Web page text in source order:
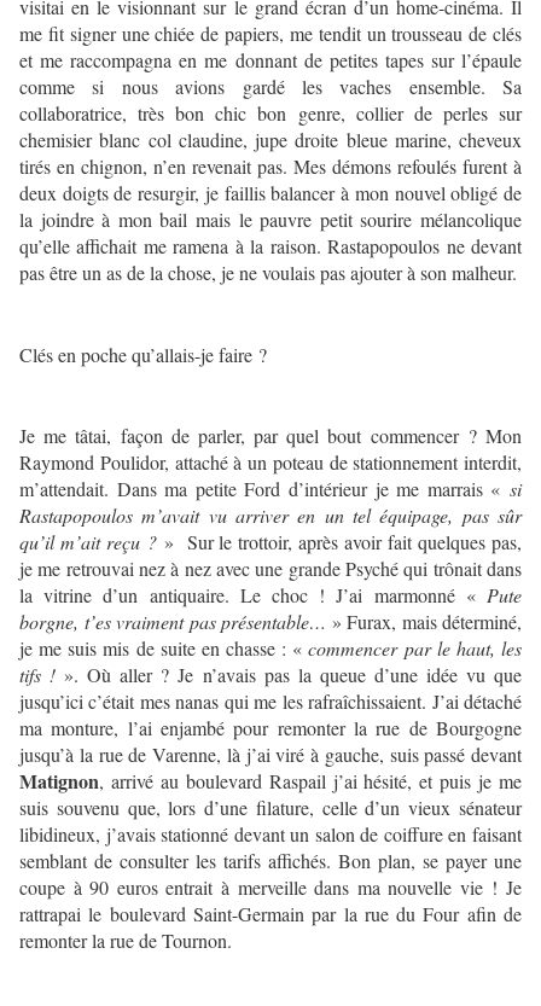
visitai en le visionnant sur le grand écran d’un home-cinéma. Il
me fit signer une chiée de papiers, me tendit un trousseau de clés
et me raccompagna en me donnant de petites tapes sur l’épaule
comme si nous avions gardé les vaches ensemble. Sa
collaboratrice, très bon chic bon genre, collier de perles sur
chemisier blanc col claudine, jupe droite bleue marine, cheveux
tirés en chignon, n’en revenait pas. Mes démons refoulés furent à
deux doigts de resurgir, je faillis balancer à mon nouvel obligé de
la joindre à mon bail mais le pauvre petit sourire mélancolique
qu’elle affichait me ramena à la raison. Rastapopoulos ne devant
pas être un as de la chose, je ne voulais pas ajouter à son malheur.
Clés en poche qu’allais-je faire ?
Je me tâtai, façon de parler, par quel bout commencer ? Mon
Raymond Poulidor, attaché à un poteau de stationnement interdit,
m’attendait. Dans ma petite Ford d’intérieur je me marrais « si
Rastapopoulos m’avait vu arriver en un tel équipage, pas sûr
qu’il m’ait reçu ?» Sur le trottoir, après avoir fait quelques pas,
je me retrouvai nez à nez avec une grande Psyché qui trônait dans
la vitrine d’un antiquaire. Le choc ! J’ai marmonné « Pute
borgne, t’es vraiment pas présentable… » Furax, mais déterminé,
je me suis mis de suite en chasse : «commencer par le haut, les
tifs ! ». Où aller ? Je n’avais pas la queue d’une idée vu que
jusqu’ici c’était mes nanas qui me les rafraîchissaient. J’ai détaché
ma monture, l’ai enjambé pour remonter la rue de Bourgogne
jusqu’à la rue de Varenne, là j’ai viré à gauche, suis passé devant
Matignon, arrivé au boulevard Raspail j’ai hésité, et puis je me
suis souvenu que, lors d’une filature, celle d’un vieux sénateur
libidineux, j’avais stationné devant un salon de coiffure en faisant
semblant de consulter les tarifs affichés. Bon plan, se payer une
coupe à 90 euros entrait à merveille dans ma nouvelle vie ! Je
rattrapai le boulevard Saint-Germain par la rue du Four afin de
remonter la rue de Tournon.